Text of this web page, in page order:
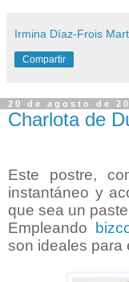
Irmina Díaz-Frois
Compartir
20 de agosto de
Charlota de
Este postre,
instantáneo y
que sea un
Empleando
son ideales para